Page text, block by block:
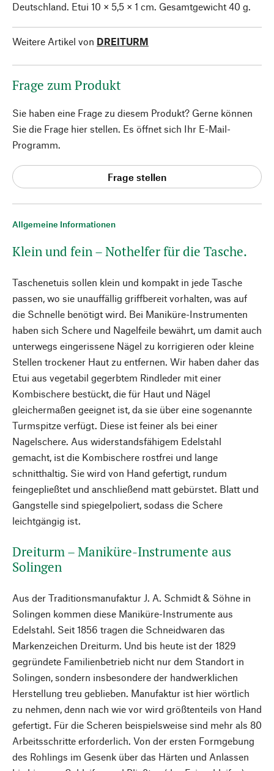
Allgemeine Informationen
Klein und fein – Nothelfer für die Tasche.
Taschenetuis sollen klein und kompakt in jede Tasche
passen, wo sie unauffällig griffbereit vorhalten, was auf
die Schnelle benötigt wird. Bei Maniküre-Instrumenten
haben sich Schere und Nagelfeile bewährt, um damit auch
unterwegs eingerissene Nägel zu korrigieren oder kleine
Stellen trockener Haut zu entfernen. Wir haben daher das
Etui aus vegetabil gegerbtem Rindleder mit einer
Kombischere bestückt, die für Haut und Nägel
gleichermaßen geeignet ist, da sie über eine sogenannte
Turmspitze verfügt. Diese ist feiner als bei einer
Nagelschere. Aus widerstandsfähigem Edelstahl
gemacht, ist die Kombischere rostfrei und lange
schnitthaltig. Sie wird von Hand gefertigt, rundum
feingepließtet und anschließend matt gebürstet. Blatt und
Gangstelle sind spiegelpoliert, sodass die Schere
leichtgängig ist.
Dreiturm – Maniküre-Instrumente aus
Solingen
Aus der Traditionsmanufaktur J. A. Schmidt & Söhne in
Solingen kommen diese Maniküre-Instrumente aus
Edelstahl. Seit 1856 tragen die Schneidwaren das
Markenzeichen Dreiturm. Und bis heute ist der 1829
gegründete Familienbetrieb nicht nur dem Standort in
Solingen, sondern insbesondere der handwerklichen
Herstellung treu geblieben. Manufaktur ist hier wörtlich
zu nehmen, denn nach wie vor wird größtenteils von Hand
gefertigt. Für die Scheren beispielsweise sind mehr als 80
Arbeitsschritte erforderlich. Von der ersten Formgebung
des Rohlings im Gesenk über das Härten und Anlassen
Deutschland. Etui 10 × 5,5 × 1 cm. Gesamtgewicht 40 g.
Weitere Artikel von DREITURM
Frage zum Produkt
Sie haben eine Frage zu diesem Produkt? Gerne können
Sie die Frage hier stellen. Es öffnet sich Ihr E-Mail-
Programm.
Frage stellen